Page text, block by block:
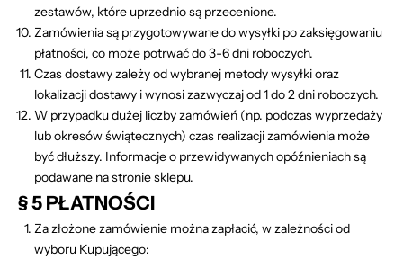
zestawów, które uprzednio są przecenione.
Zamówienia są przygotowywane do wysyłki po zaksięgowaniu
płatności, co może potrwać do 3-6 dni roboczych.
Czas dostawy zależy od wybranej metody wysyłki oraz
lokalizacji dostawy i wynosi zazwyczaj od 1 do 2 dni roboczych.
W przypadku dużej liczby zamówień (np. podczas wyprzedaży
lub okresów świątecznych) czas realizacji zamówienia może
być dłuższy. Informacje o przewidywanych opóźnieniach są
podawane na stronie sklepu.
§ 5 PŁATNOŚCI
Za złożone zamówienie można zapłacić, w zależności od
wyboru Kupującego: